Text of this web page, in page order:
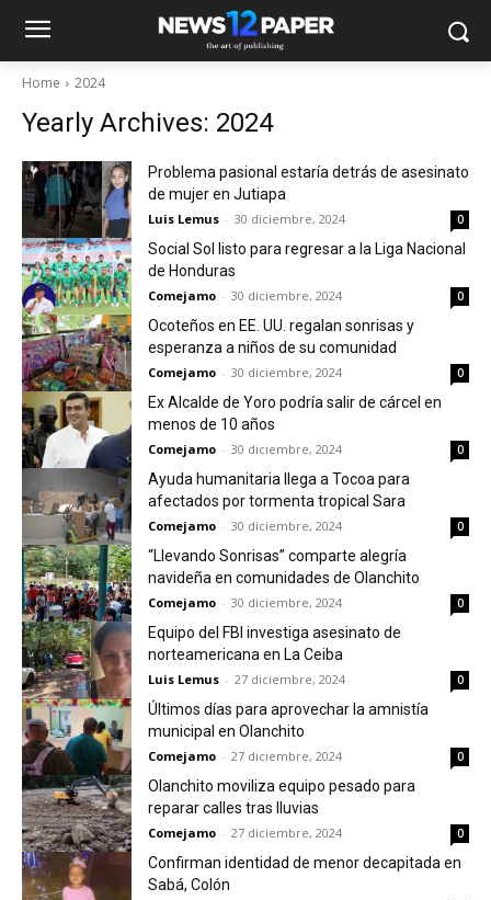
Home 2024
Yearly Archives: 2024
Problema pasional estaría detrás de asesinato
de mujer en Jutiapa
Luis Lemus - 30 diciembre, 2024 0
Social Sol listo para regresar a la Liga Nacional
de Honduras
Comejamo - 30 diciembre, 2024 0
Ocoteños en EE. UU. regalan sonrisas y
esperanza a niños de su comunidad
Comejamo - 30 diciembre, 2024 0
Ex Alcalde de Yoro podría salir de cárcel en
menos de 10 años
Comejamo - 30 diciembre, 2024 0
Ayuda humanitaria llega a Tocoa para
afectados por tormenta tropical Sara
Comejamo - 30 diciembre, 2024 0
“Llevando Sonrisas” comparte alegría
navideña en comunidades de Olanchito
Comejamo - 30 diciembre, 2024 0
Equipo del FBI investiga asesinato de
norteamericana en La Ceiba
Luis Lemus - 27 diciembre, 2024 0
Últimos días para aprovechar la amnistía
municipal en Olanchito
Comejamo - 27 diciembre, 2024 0
Olanchito moviliza equipo pesado para
reparar calles tras lluvias
Comejamo - 27 diciembre, 2024 0
Confirman identidad de menor decapitada en
Sabá, Colón